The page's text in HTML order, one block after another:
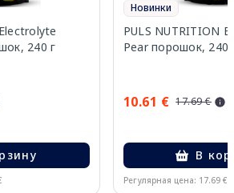
240 г
Новинки
PULS NUTRITION
Pear порошок, 240
10.61 € 17.69 €
В
Регулярная цена: 17.69 €